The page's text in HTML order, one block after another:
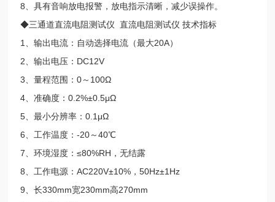
8、具有音响放电报警，放电指示清晰，减少误操作。
◆三通道直流电阻测试仪 直流电阻测试仪 技术指标
1、输出电流：自动选择电流（最大20A）
2、输出电压：DC12V
3、量程范围：0～100Ω
4、准确度：0.2%±0.5μΩ
5、最小分辨率：0.1μΩ
6、工作温度：-20～40℃
7、环境湿度：≤80%RH，无结露
8、工作电源：AC220V±10%，50Hz±1Hz
9、长330mm宽230mm高270mm